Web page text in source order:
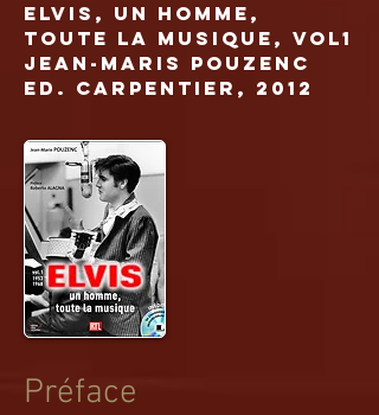
ELVIS , uN homme,
Toute la musique, Vol1
Jean-Maris Pouzenc
Ed. Carpentier, 2012
Préface